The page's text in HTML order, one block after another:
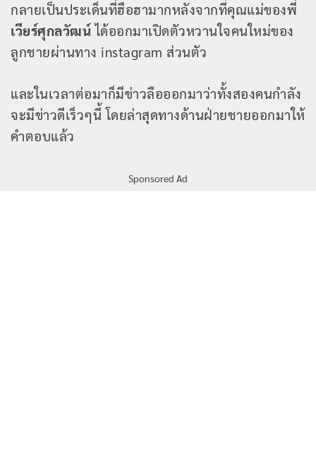
กลายเป็นประเด็นที่ฮือฮามากหลังจากที่คุณแม่ของพี่
เวียร์ศุกลวัฒน์ ได้ออกมาเปิดตัวหวานใจคนใหม่ของ
ลูกชายผ่านทาง instagram ส่วนตัว
และในเวลาต่อมาก็มีข่าวลือออกมาว่าทั้งสองคนกำลัง
จะมีข่าวดีเร็วๆนี้ โดยล่าสุดทางด้านฝ่ายชายออกมาให้
คำตอบแล้ว
Sponsored Ad